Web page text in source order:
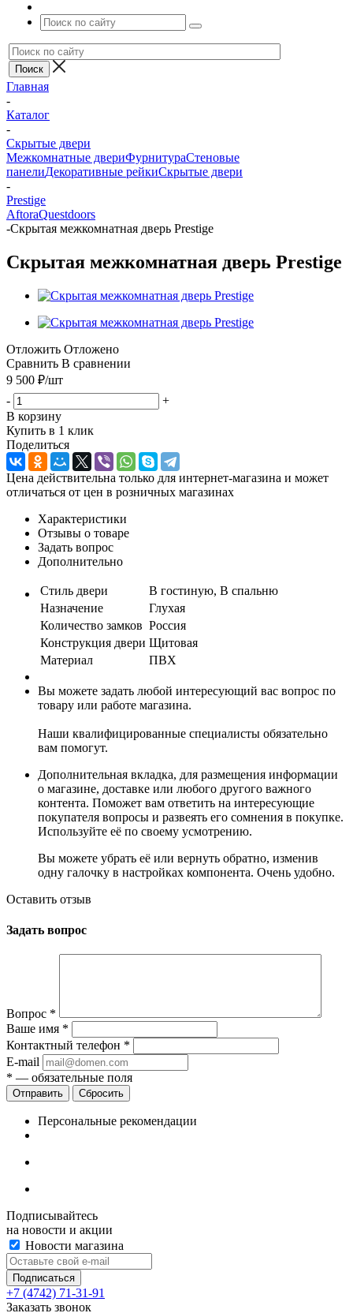
Главная
-
Каталог
-
Скрытые двери
Межкомнатные двериФурнитураСтеновые
панелиДекоративные рейкиСкрытые двери
-
Prestige
AftoraQuestdoors
-Скрытая межкомнатная дверь Prestige
Скрытая межкомнатная дверь Prestige
Отложить Отложено
Сравнить В сравнении
9 500 ₽/шт
-
+
В корзину
Купить в 1 клик
Поделиться
Цена действительна только для интернет-магазина и может
отличаться от цен в розничных магазинах
Характеристики
Отзывы о товаре
Задать вопрос
Дополнительно
Стиль двери
В гостиную, В спальню
Назначение
Глухая
Количество замков Россия
Конструкция двери Щитовая
Материал
ПВХ
Вы можете задать любой интересующий вас вопрос по
товару или работе магазина.
Наши квалифицированные специалисты обязательно
вам помогут.
Дополнительная вкладка, для размещения информации
о магазине, доставке или любого другого важного
контента. Поможет вам ответить на интересующие
покупателя вопросы и развеять его сомнения в покупке.
Используйте её по своему усмотрению.
Вы можете убрать её или вернуть обратно, изменив
одну галочку в настройках компонента. Очень удобно.
Оставить отзыв
Задать вопрос
Вопрос *
Ваше имя *
Контактный телефон *
E-mail
* — обязательные поля
Сбросить
Персональные рекомендации
Подписывайтесь
на новости и акции
Новости магазина
+7 (4742) 71-31-91
Заказать звонок